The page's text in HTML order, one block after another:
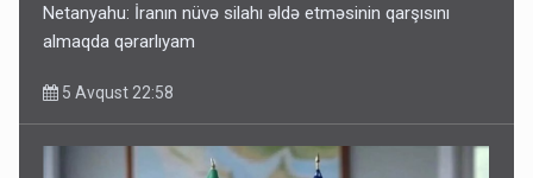
Netanyahu: İranın nüvə silahı əldə etməsinin qarşısını
almaqda qərarlıyam
5 Avqust 22:58